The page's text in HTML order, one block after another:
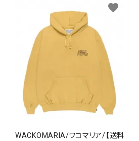
WACKOMARIA/ワコマリア/【送料
favorite